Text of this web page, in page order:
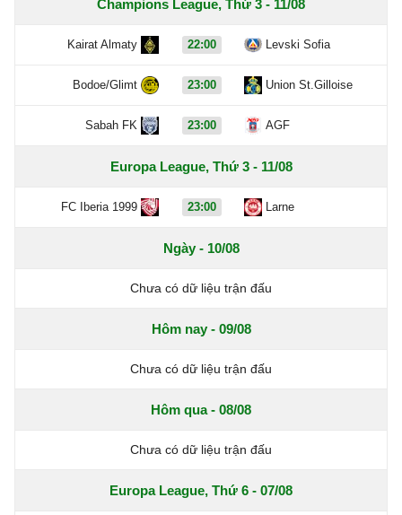
Champions League, Thứ 3 - 11/08
Kairat Almaty 22:00 Levski Sofia
Bodoe/Glimt 23:00 Union St.Gilloise
Sabah FK 23:00 AGF
Europa League, Thứ 3 - 11/08
FC Iberia 1999 23:00 Larne
Ngày - 10/08
Chưa có dữ liệu trận đấu
Hôm nay - 09/08
Chưa có dữ liệu trận đấu
Hôm qua - 08/08
Chưa có dữ liệu trận đấu
Europa League, Thứ 6 - 07/08